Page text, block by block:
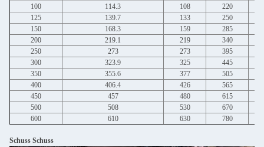
100
114.3 108
220
125
139.7 133
250
150
168.3 159
285
200
219.1 219
340
250
273 273
395
300
323.9 325
445
350
355.6 377
505
400
406.4 426
565
450
457 480
615
500
508 530
670
600
610 630 780
Schuss Schuss